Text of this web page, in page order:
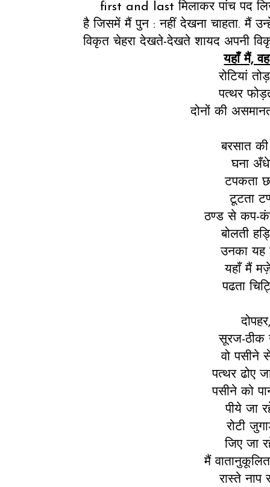
first and last मिलाकर पांच पद लिख
है जिसमें मैं पुन : नहीं देखना चाहता. मैं
विकृत चेहरा देखते-देखते शायद अपनी
यहाँ मैं,
रोटियां
पत्थर
दोनों की
बरसात की
घना
टपकता
टूटता
ठण्ड से कप-
बोलती
उनका यह
यहाँ मैं
पढता
सूरज-ठीक
वो पसीने
पत्थर ढोए
पसीने को
पीये जा
रोटी
जिए जा
मैं
रास्ते नाप